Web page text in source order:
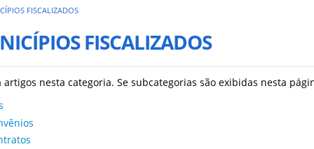
FISCALIZADOS
FISCALIZADOS
artigos nesta categoria. Se subcategorias são exibidas nesta